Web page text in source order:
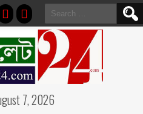
Search
for:
7, 2026